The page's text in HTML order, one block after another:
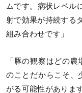
ムです。病状レベル
射で効果が持続する
組み合わせです」
「豚の観察はどの
のことだからこそ、
がる可能性がありま